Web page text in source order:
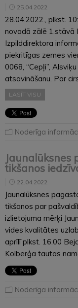
25.04.2022
28.04.2022., plkst.
novadā zālē 1.stāvā
Izpilddirektora
piekritīgas zemes
0068, “Cepļi”,
atsavināšanu. Par
LASĪT VISU
Noderīga
Jaunalūksnes
tikšanos
22.04.2022
Jaunalūksnes
tikšanos par
izlietojuma mērķi
vides kvalitātes
aprīlī plkst. 16.00
Kolberģa tautas
Noderīga